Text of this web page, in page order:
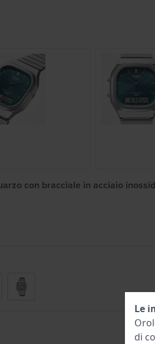
con bracciale in acciaio
Le
di